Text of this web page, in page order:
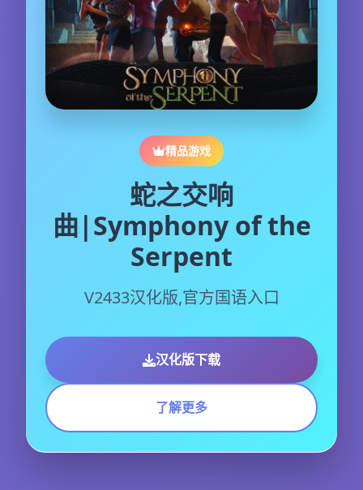
精品游戏
蛇之交响
曲|Symphony of the
Serpent
V2433汉化版,官方国语入口
汉化版下载
了解更多